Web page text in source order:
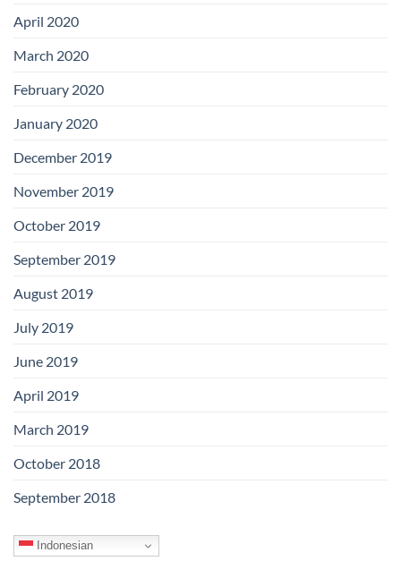
April 2020
March 2020
February 2020
January 2020
December 2019
November 2019
October 2019
September 2019
August 2019
July 2019
June 2019
April 2019
March 2019
October 2018
September 2018
Indonesian